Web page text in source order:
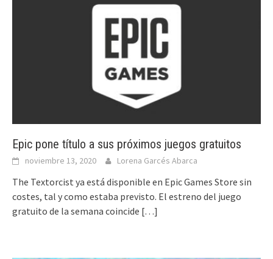
Epic pone título a sus próximos juegos gratuitos
noviembre 13, 2020 Lorena Garcés Abarca
The Textorcist ya está disponible en Epic Games Store sin
costes, tal y como estaba previsto. El estreno del juego
gratuito de la semana coincide […]